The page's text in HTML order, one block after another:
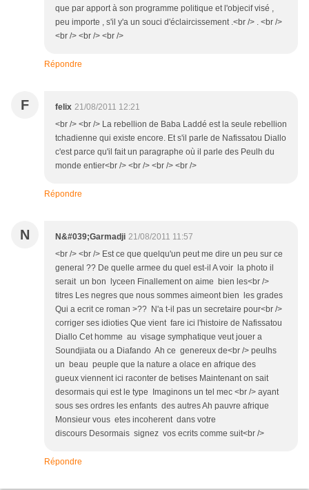
que par apport à son programme politique et l'objecif visé ,
peu importe , s'il y'a un souci d'éclaircissement .<br /> . <br />
<br /> <br /> <br />
Répondre
F felix 21/08/2011 12:21
<br /> <br /> La rebellion de Baba Laddé est la seule rebellion
tchadienne qui existe encore. Et s'il parle de Nafissatou Diallo
c'est parce qu'il fait un paragraphe où il parle des Peulh du
monde entier<br /> <br /> <br /> <br />
Répondre
N N&#039;Garmadji 21/08/2011 11:57
<br /> <br /> Est ce que quelqu'un peut me dire un peu sur ce
general ?? De quelle armee du quel est-il A voir la photo il
serait un bon lyceen Finallement on aime bien les<br />
titres Les negres que nous sommes aimeont bien les grades
Qui a ecrit ce roman >?? N'a t-il pas un secretaire pour<br />
corriger ses idioties Que vient fare ici l'histoire de Nafissatou
Diallo Cet homme au visage symphatique veut jouer a
Soundjiata ou a Diafando Ah ce genereux de<br /> peulhs
un beau peuple que la nature a olace en afrique des
gueux viennent ici raconter de betises Maintenant on sait
desormais qui est le type Imaginons un tel mec <br /> ayant
sous ses ordres les enfants des autres Ah pauvre afrique
Monsieur vous etes incoherent dans votre
discours Desormais signez vos ecrits comme suit<br />
Répondre